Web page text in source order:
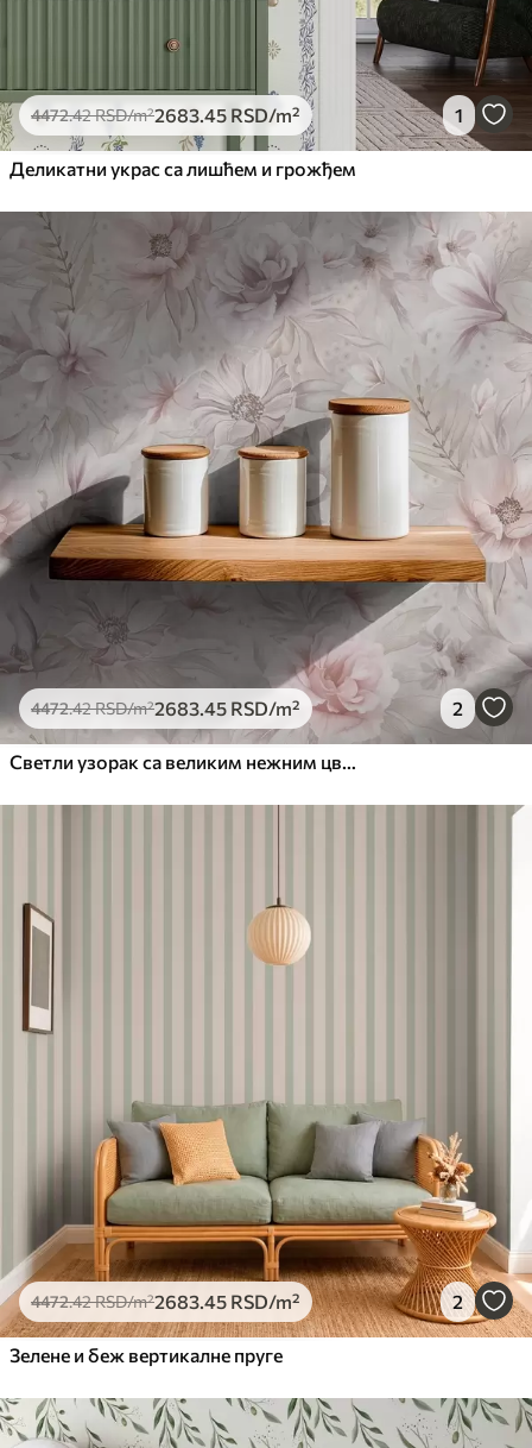
4472.42RSD/m²2683.45 RSD/m² 1
Деликатни украс са лишћем и грожђем
4472.42RSD/m²2683.45 RSD/m² 2
Светли узорак са великим нежним цвећем
4472.42RSD/m²2683.45 RSD/m² 2
Зелене и беж вертикалне пруге